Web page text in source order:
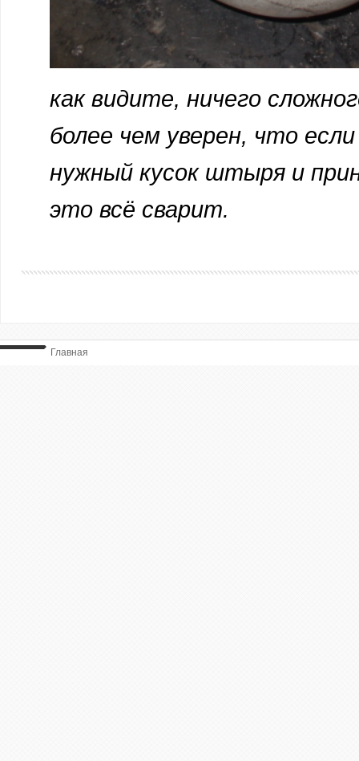
как видите, ничего
более чем уверен, что
нужный кусок штыря и
это всё сварит.
Главная